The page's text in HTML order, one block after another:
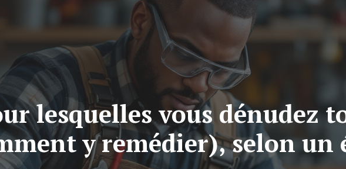
lesquelles vous dénudez
y remédier), selon un